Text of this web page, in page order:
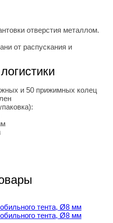
отверстия металлом.
от распускания и
и 50 прижимных колец
тента, Ø8 мм